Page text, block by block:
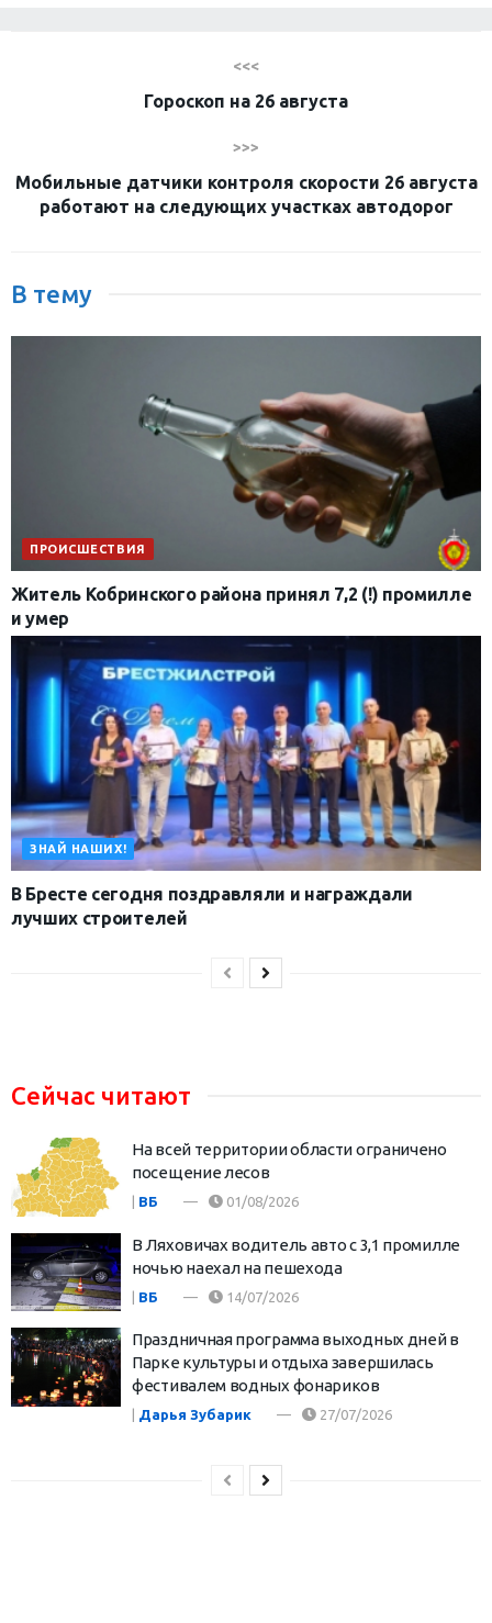
<<<
Гороскоп на 26 августа
>>>
Мобильные датчики контроля скорости 26 августа
работают на следующих участках автодорог
В тему
ПРОИСШЕСТВИЯ
Житель Кобринского района принял 7,2 (!) промилле
и умер
ЗНАЙ НАШИХ!
В Бресте сегодня поздравляли и награждали
лучших строителей
Сейчас читают
На всей территории области ограничено
посещение лесов
ВБ 01/08/2026
В Ляховичах водитель авто с 3,1 промилле
ночью наехал на пешехода
| ВБ 14/07/2026
Праздничная программа выходных дней в
Парке культуры и отдыха завершилась
фестивалем водных фонариков
Дарья Зубарик 27/07/2026